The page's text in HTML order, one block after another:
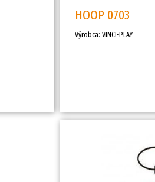
HOOP 0703
Výrobca: VINCI-PLAY